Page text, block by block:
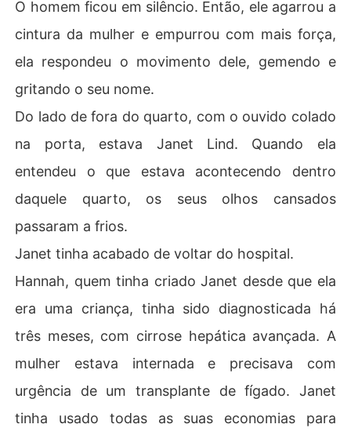
O homem ficou em silêncio. Então, ele agarrou a
cintura da mulher e empurrou com mais força,
ela respondeu o movimento dele, gemendo e
gritando o seu nome.
Do lado de fora do quarto, com o ouvido colado
na porta, estava Janet Lind. Quando ela
entendeu o que estava acontecendo dentro
daquele quarto, os seus olhos cansados
passaram a frios.
Janet tinha acabado de voltar do hospital.
Hannah, quem tinha criado Janet desde que ela
era uma criança, tinha sido diagnosticada há
três meses, com cirrose hepática avançada. A
mulher estava internada e precisava com
urgência de um transplante de fígado. Janet
tinha usado todas as suas economias para